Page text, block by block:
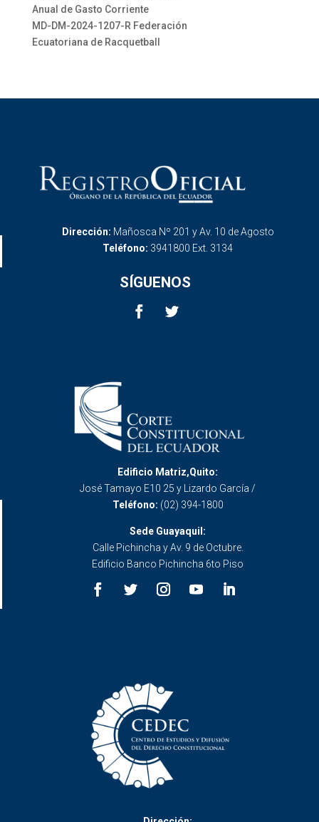
Anual de Gasto Corriente
MD-DM-2024-1207-R Federación
Ecuatoriana de Racquetball
Dirección: Mañosca Nº 201 y Av. 10 de Agosto
Teléfono: 3941800 Ext. 3134
SÍGUENOS
Edificio Matriz,Quito:
José Tamayo E10 25 y Lizardo García /
Teléfono: (02) 394-1800
Sede Guayaquil:
Calle Pichincha y Av. 9 de Octubre.
Edificio Banco Pichincha 6to Piso